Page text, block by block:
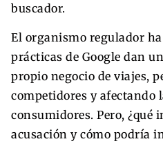
buscador.
El organismo regulador
prácticas de Google dan
propio negocio de viajes,
competidores y afectando
consumidores. Pero, ¿qué
acusación y cómo podría